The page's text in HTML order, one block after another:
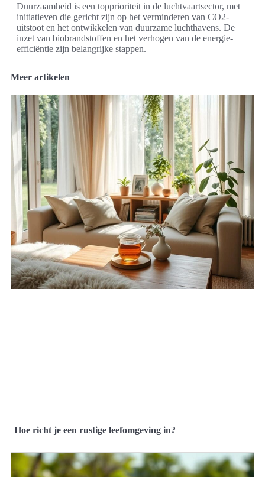
Duurzaamheid is een topprioriteit in de luchtvaartsector, met
initiatieven die gericht zijn op het verminderen van CO2-
uitstoot en het ontwikkelen van duurzame luchthavens. De
inzet van biobrandstoffen en het verhogen van de energie-
efficiëntie zijn belangrijke stappen.
Meer artikelen
Hoe richt je een rustige leefomgeving in?